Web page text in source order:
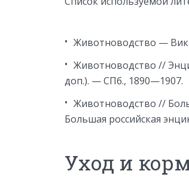
Животноводство —
Животноводство //
доп.). — СПб., 1890—1907.
Животноводство //
Большая российская
Уход и